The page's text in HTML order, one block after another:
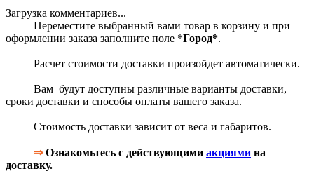
Загрузка комментариев...
Переместите выбранный вами товар в корзину и при
оформлении заказа заполните поле *Город*.
Расчет стоимости доставки произойдет автоматически.
Вам будут доступны различные варианты доставки,
сроки доставки и способы оплаты вашего заказа.
Стоимость доставки зависит от веса и габаритов.
⇒Ознакомьтесь с действующими акциями на
доставку.